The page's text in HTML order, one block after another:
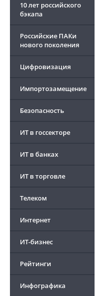
10 лет российского
бэкапа
Российские ПАКи
нового поколения
Цифровизация
Импортозамещение
Безопасность
ИТ в госсекторе
ИТ в банках
ИТ в торговле
Телеком
Интернет
ИТ-бизнес
Рейтинги
Инфографика